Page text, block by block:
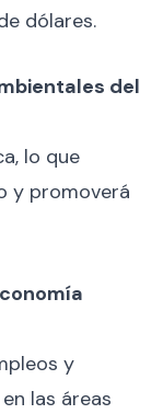
dólares.
del
lo que
y promoverá
y
las áreas